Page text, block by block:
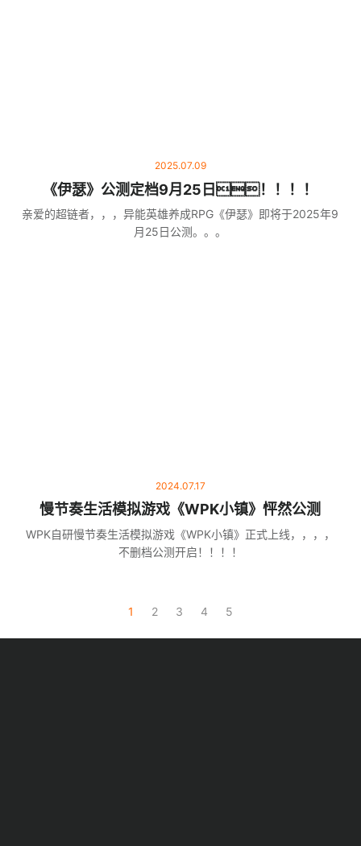
2025.07.09
《伊瑟》公测定档9月25日！！！！
亲爱的超链者，，，异能英雄养成RPG《伊瑟》即将于2025年9
月25日公测。。。
2024.07.17
慢节奏生活模拟游戏《WPK小镇》怦然公测
WPK自研慢节奏生活模拟游戏《WPK小镇》正式上线，，，，
不删档公测开启！！！！
1 2 3 4 5